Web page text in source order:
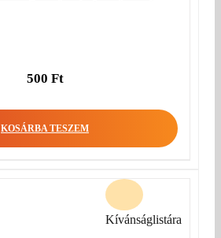
500 Ft
KOSÁRBA TESZEM
Kívánságlistára